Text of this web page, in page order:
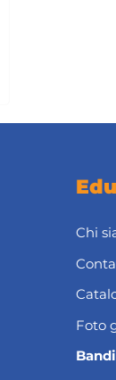
Chi
Foto